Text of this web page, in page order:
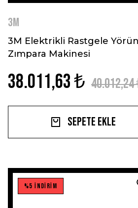
3M
3M Elektrikli Rastgele
Zımpara Makinesi
38.011,63 ₺
Sepete Ekle
%5 İNDİRİM